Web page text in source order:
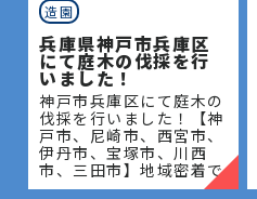
造園
兵庫県神戸市兵庫区
にて庭木の伐採を行
いました！
神戸市兵庫区にて庭木の
伐採を行いました！【神
戸市、尼崎市、西宮市、
伊丹市、宝塚市、川西
市、三田市】地域密着で
伐採・抜根・剪定・草刈